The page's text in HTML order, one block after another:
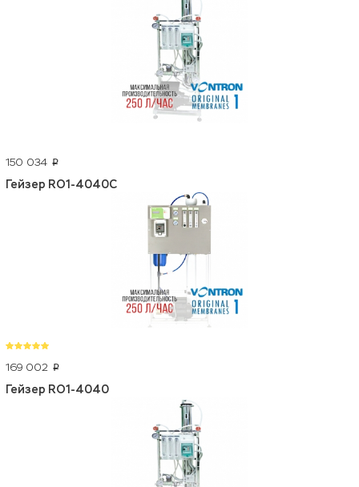
150 034 p
Гейзер RO1-4040C
169 002 p
Гейзер RO1-4040